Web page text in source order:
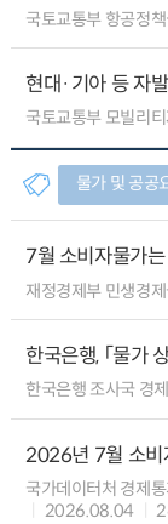
국토교통부 항공정
현대·기아 등 자
국토교통부 모빌리
물가 및 공공
7월 소비자물가
재정경제부 민생경
한국은행, 「물가
한국은행 조사국 경
2026년 7월 소비
국가데이터처 경제
2026.08.04